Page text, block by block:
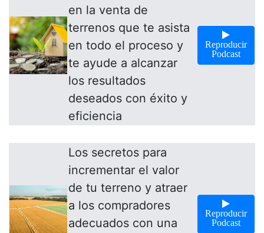
en la venta de
terrenos que te asista
en todo el proceso y
te ayude a alcanzar
los resultados
deseados con éxito y
eficiencia
Reproducir
Podcast
Los secretos para
incrementar el valor
de tu terreno y atraer
a los compradores
adecuados con una
Reproducir
Podcast